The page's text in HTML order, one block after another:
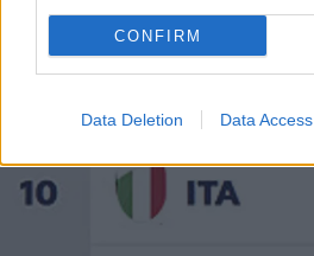
CONFIRM
Data Deletion Data Access